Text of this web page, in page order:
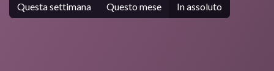
Questa settimana
Questo mese In assoluto